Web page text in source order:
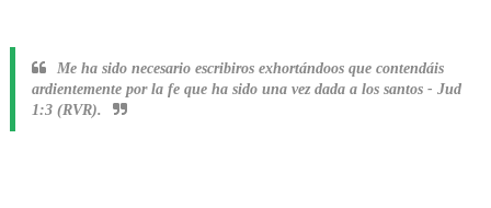
Me ha sido necesario escribiros exhortándoos que contendáis
ardientemente por la fe que ha sido una vez dada a los santos - Jud
1:3 (RVR).